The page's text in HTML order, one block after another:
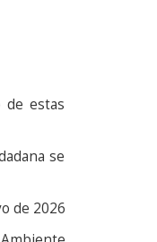
de estas
se
de 2026